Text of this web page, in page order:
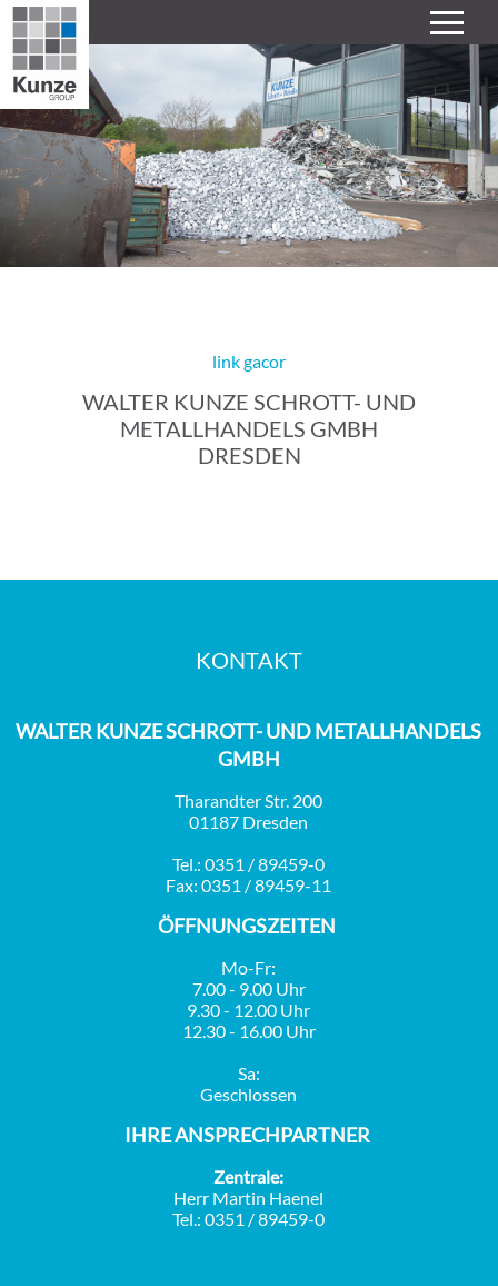
link gacor
WALTER KUNZE SCHROTT- UND
METALLHANDELS GMBH
DRESDEN
KONTAKT
WALTER KUNZE SCHROTT- UND METALLHANDELS
GMBH
Tharandter Str. 200
01187 Dresden
Tel.: 0351 / 89459-0
Fax: 0351 / 89459-11
ÖFFNUNGSZEITEN
Mo-Fr:
7.00 - 9.00 Uhr
9.30 - 12.00 Uhr
12.30 - 16.00 Uhr
Sa:
Geschlossen
IHRE ANSPRECHPARTNER
Zentrale:
Herr Martin Haenel
Tel.: 0351 / 89459-0